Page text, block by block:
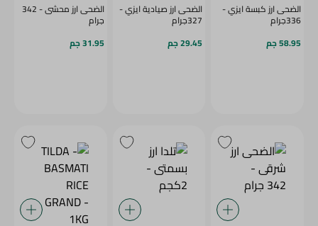
الضحى ارز كبسة ايزي -
336جرام
58.95 جم
الضحى ارز صيادية ايزي -
327جرام
29.45 جم
الضحى ارز محشى - 342
جرام
31.95 جم